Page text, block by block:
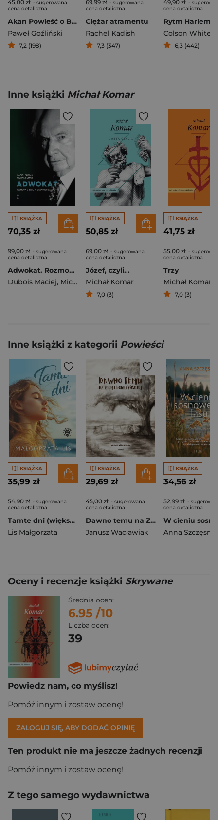
45,00 zł - sugerowana
cena detaliczna
Akan Powieść o Bronisławie Piłsudskim
Paweł Goźliński
7,2 (198)
69,99 zł - sugerowana
cena detaliczna
Ciężar atramentu
Rachel Kadish
7,3 (347)
49,90 zł -
cena detaliczna
Rytm Harlemu
Colson
6,3 (442)
Inne książki Michał Komar
KSIĄŻKA
70,35 zł
99,00 zł - sugerowana
cena detaliczna
Adwokat. Rozmowa o życiu w ciekawych czasach
Dubois Maciej, Michał Komar
KSIĄŻKA
50,85 zł
69,00 zł - sugerowana
cena detaliczna
Józef, czyli...
Michał Komar
7,0 (3)
KSIĄŻKA
41,75 zł
55,00 zł -
cena detaliczna
Trzy
Michał Komar
7,0 (3)
Inne książki z kategorii Powieści
KSIĄŻKA
35,99 zł
54,90 zł - sugerowana
cena detaliczna
Tamte dni (większe lietry)
Lis Małgorzata
KSIĄŻKA
29,69 zł
45,00 zł - sugerowana
cena detaliczna
Dawno temu na Ziemi Dobrzyńskiej
Janusz Wacławiak
KSIĄŻKA
34,56 zł
52,99 zł -
cena detaliczna
Anna Szczęsna
Oceny i recenzje książki Skrywane
Średnia ocen:
6.95 /10
Liczba ocen:
39
Powiedz nam, co myślisz!
Pomóż innym i zostaw ocenę!
ZALOGUJ SIĘ, ABY DODAĆ OPINIĘ
Ten produkt nie ma jeszcze żadnych recenzji
Pomóż innym i zostaw ocenę!
Z tego samego wydawnictwa